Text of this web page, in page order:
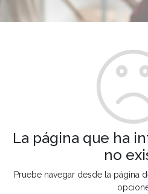
La página que ha
no
Pruebe navegar desde la página